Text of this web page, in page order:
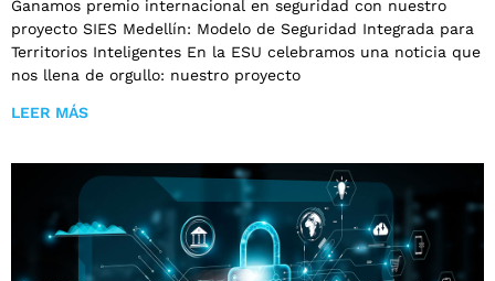
Ganamos premio internacional en seguridad con nuestro
proyecto SIES Medellín: Modelo de Seguridad Integrada para
Territorios Inteligentes En la ESU celebramos una noticia que
nos llena de orgullo: nuestro proyecto
LEER MÁS